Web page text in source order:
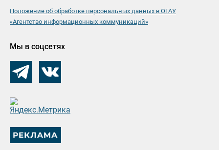
Положение об обработке персональных данных в ОГАУ
«Агентство информационных коммуникаций»
Мы в соцсетях